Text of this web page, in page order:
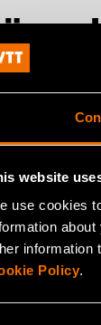
website
use cookies
information
Policy.